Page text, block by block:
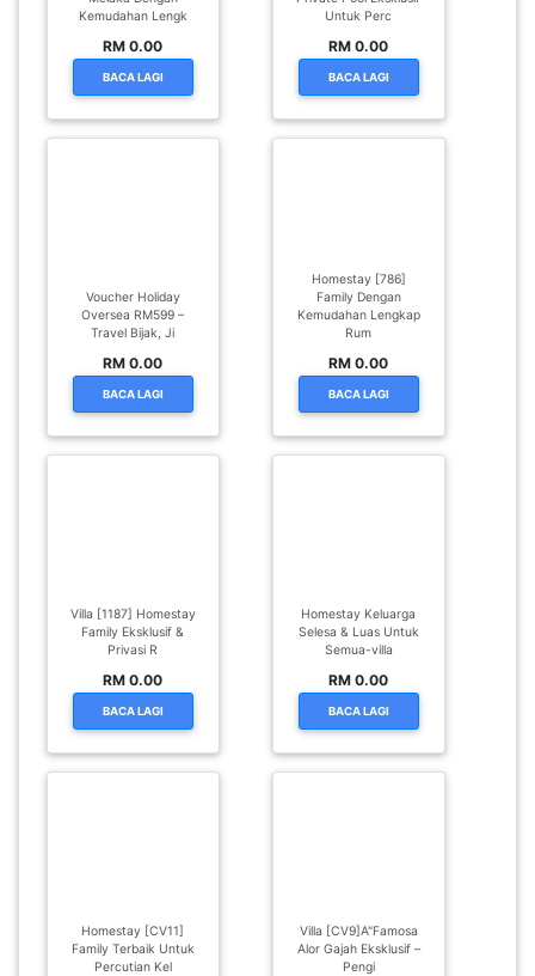
Kemudahan Lengk
RM 0.00
BACA LAGI
Untuk Perc
RM 0.00
BACA LAGI
Voucher Holiday
Oversea RM599 –
Travel Bijak, Ji
RM 0.00
BACA LAGI
Homestay [786]
Family Dengan
Kemudahan Lengkap
Rum
RM 0.00
BACA LAGI
Villa [1187] Homestay
Family Eksklusif &
Privasi R
RM 0.00
BACA LAGI
Homestay Keluarga
Selesa & Luas Untuk
Semua-villa
RM 0.00
BACA LAGI
Homestay [CV11]
Family Terbaik Untuk
Percutian Kel
Villa [CV9]A"Famosa
Alor Gajah Eksklusif –
Pengi